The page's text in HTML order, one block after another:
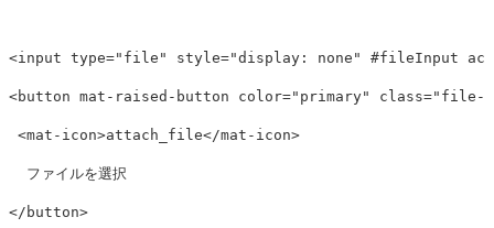
<input type="file" style="display: none" #fileInput
<button mat-raised-button color="primary" class="file-
<mat-icon>attach_file</mat-icon>
</button>